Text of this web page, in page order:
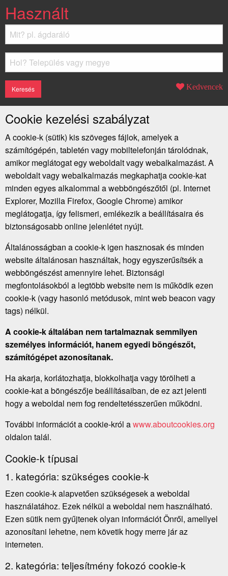
Használt
Kedvencek
Cookie kezelési szabályzat
A cookie-k (sütik) kis szöveges fájlok, amelyek a
számítógépén, tabletén vagy mobiltelefonján tárolódnak,
amikor meglátogat egy weboldalt vagy webalkalmazást. A
weboldalt vagy webalkalmazás megkaphatja cookie-kat
minden egyes alkalommal a webböngészőtől (pl. Internet
Explorer, Mozilla Firefox, Google Chrome) amikor
meglátogatja, így felismeri, emlékezik a beállításaira és
biztonságosabb online jelenlétet nyújt.
Általánosságban a cookie-k igen hasznosak és minden
website általánosan használtak, hogy egyszerűsítsék a
webböngészést amennyire lehet. Biztonsági
megfontolásokból a legtöbb website nem is működik ezen
cookie-k (vagy hasonló metódusok, mint web beacon vagy
tags) nélkül.
A cookie-k általában nem tartalmaznak semmilyen
személyes információt, hanem egyedi böngészőt,
számítógépet azonosítanak.
Ha akarja, korlátozhatja, blokkolhatja vagy törölheti a
cookie-kat a böngészője beállításaiban, de ez azt jelenti
hogy a weboldal nem fog rendeltetésszerűen működni.
További információt a cookie-król awww.aboutcookies.org
oldalon talál.
Cookie-k típusai
1. kategória: szükséges cookie-k
Ezen cookie-k alapvetően szükségesek a weboldal
használatához. Ezek nélkül a weboldal nem használható.
Ezen sütik nem gyűjtenek olyan információt Önről, amellyel
azonosítani lehetne, nem követik hogy merre jár az
interneten.
2. kategória: teljesítmény fokozó cookie-k